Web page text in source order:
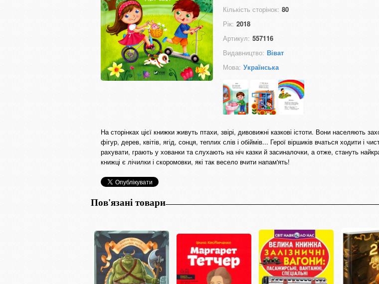
Кількість сторінок: 80
Рік: 2018
Артикул: 557116
Видавництво: Віват
Мова: Українська
На сторінках цієї книжки живуть птахи, звірі, дивовижні казкові істоти. Вони населяють
фігур, дерев, квітів, ягід, сонця, теплих слів і обіймів... Герої віршиків вчаться ходити і
рахувати, грають у хованки та слухають на ніч казки й засиналочки, а отже, стануть
книжці є лічилки і скоромовки, які так весело вчити напам'ять!
Пов'язані товари